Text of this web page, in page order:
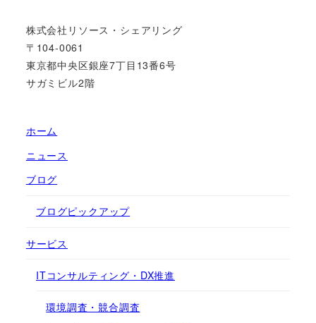
株式会社リソース・シェアリング
〒104-0061
東京都中央区銀座7丁目13番6号
サガミビル2階
ホーム
ニュース
ブログ
ブログピックアップ
サービス
ITコンサルティング・DX推進
環境調査・競合調査